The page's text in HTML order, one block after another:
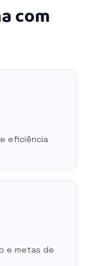
com
eficiência
e metas de